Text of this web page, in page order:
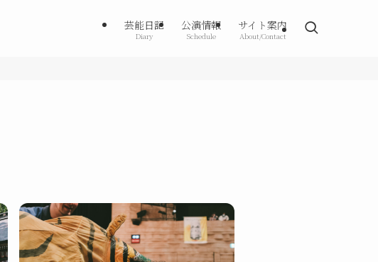
芸能日記
Diary
公演情報
Schedule
サイト案内
About/Contact